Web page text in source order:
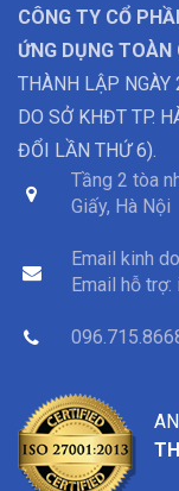
CÔNG TY CỔ
ỨNG DỤNG TOÀN
THÀNH LẬP
DO SỞ KHĐT TP.
ĐỔI LẦN THỨ 6).
Tầng 2 tòa
Giấy, Hà Nội
Email kinh
Email hỗ trợ: